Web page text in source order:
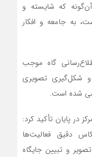
آن‌گونه که شایسته و
به جامعه و افکار
گاه موجب
و شکل‌گیری تصویری
شده است.
در پایان تأکید کرد:
دقیق فعالیت‌ها
و تبیین جایگاه